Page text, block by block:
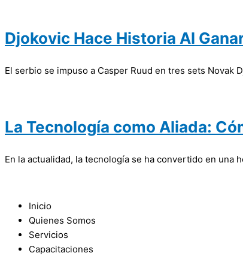
Djokovic Hace Historia Al
El serbio se impuso a Casper Ruud en tres sets
La Tecnología como Aliada:
En la actualidad, la tecnología se ha convertido en
Inicio
Quienes Somos
Servicios
Capacitaciones